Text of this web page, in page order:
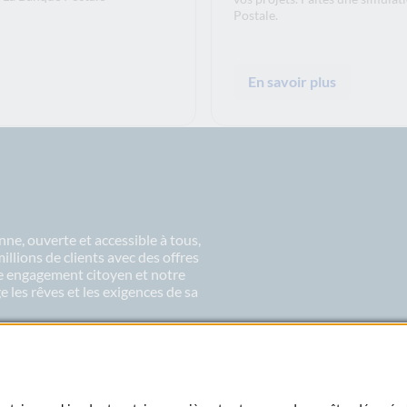
Postale.
En savoir plus
ouverte et accessible à tous,
de clients avec des offres
engagement citoyen et notre
rêves et les exigences de sa